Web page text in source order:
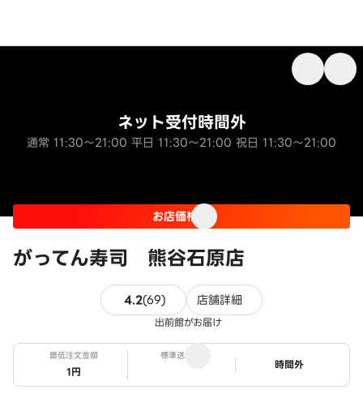
がってん寿司 熊谷石原店
ネット受付時間外
通常 11:30～21:00 平日 11:30～21:00 祝日 11:30～21:00
お店価格
4.2(69) 69件のレビュー
店舗詳細
出前館がお届け
最低注文金額
1円
標準送料
ステータス
時間外